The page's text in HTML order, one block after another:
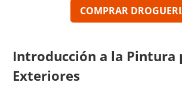
COMPRAR
Introducción a la Pintura
Exteriores